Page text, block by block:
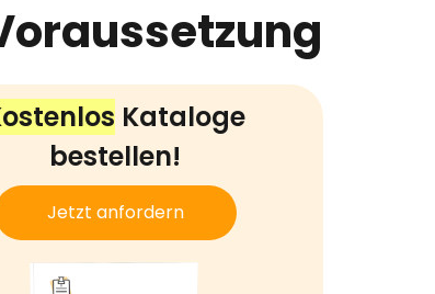
Kataloge
bestellen!
Jetzt anfordern